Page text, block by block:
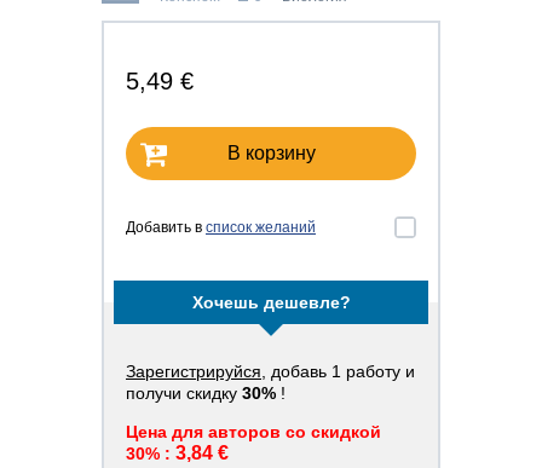
5,49 €
В корзину
Добавить в список желаний
Хочешь дешевле?
Зарегистрируйся , добавь 1 работу и
получи скидку 30% !
Цена для авторов со скидкой
30% : 3,84 €